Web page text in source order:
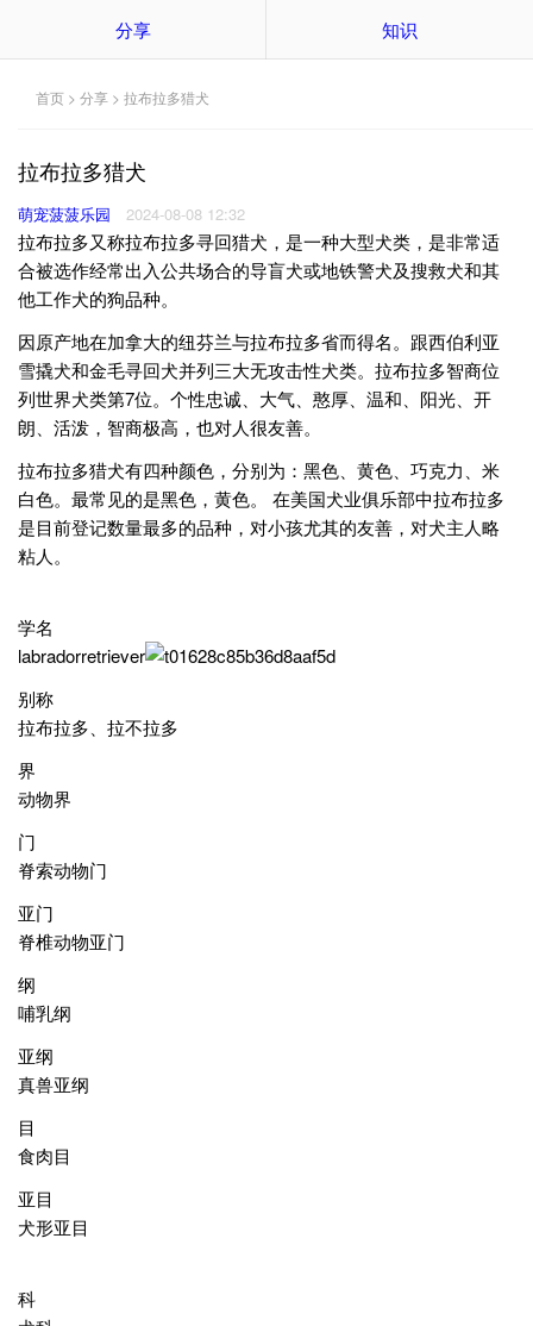
分享 知识
首页 > 分享 > 拉布拉多猎犬
拉布拉多猎犬
萌宠菠菠乐园 2024-08-08 12:32
拉布拉多又称拉布拉多寻回猎犬，是一种大型犬类，是非常适
合被选作经常出入公共场合的导盲犬或地铁警犬及搜救犬和其
他工作犬的狗品种。
因原产地在加拿大的纽芬兰与拉布拉多省而得名。跟西伯利亚
雪撬犬和金毛寻回犬并列三大无攻击性犬类。拉布拉多智商位
列世界犬类第7位。个性忠诚、大气、憨厚、温和、阳光、开
朗、活泼，智商极高，也对人很友善。
拉布拉多猎犬有四种颜色，分别为：黑色、黄色、巧克力、米
白色。最常见的是黑色，黄色。 在美国犬业俱乐部中拉布拉多
是目前登记数量最多的品种，对小孩尤其的友善，对犬主人略
粘人。
学名
labradorretriever
别称
拉布拉多、拉不拉多
界
动物界
门
脊索动物门
亚门
脊椎动物亚门
纲
哺乳纲
亚纲
真兽亚纲
目
食肉目
亚目
犬形亚目
科